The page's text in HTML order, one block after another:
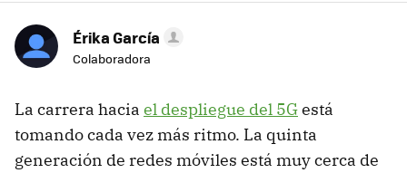
Érika García
Colaboradora
La carrera hacia el despliegue del 5Gestá
tomando cada vez más ritmo. La quinta
generación de redes móviles está muy cerca de